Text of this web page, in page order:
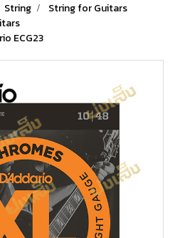
String
String for Guitars
ECG23